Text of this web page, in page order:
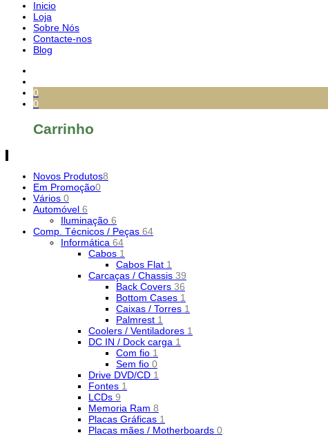
Inicio
Loja
Sobre Nós
Contacte-nos
Blog
0
0
Carrinho
Novos Produtos8
Em Promoção0
Vários 0
Automóvel 6
Iluminação 6
Comp. Técnicos / Peças 64
Informática 64
Cabos 1
Cabos Flat 1
Carcaças / Chassis 39
Back Covers 36
Bottom Cases 1
Caixas / Torres 1
Palmrest 1
Coolers / Ventiladores 1
DC IN / Dock carga 1
Com fio 1
Sem fio 0
Drive DVD/CD 1
Fontes 1
LCDs 9
Memoria Ram 8
Placas Gráficas 1
Placas mães / Motherboards 0